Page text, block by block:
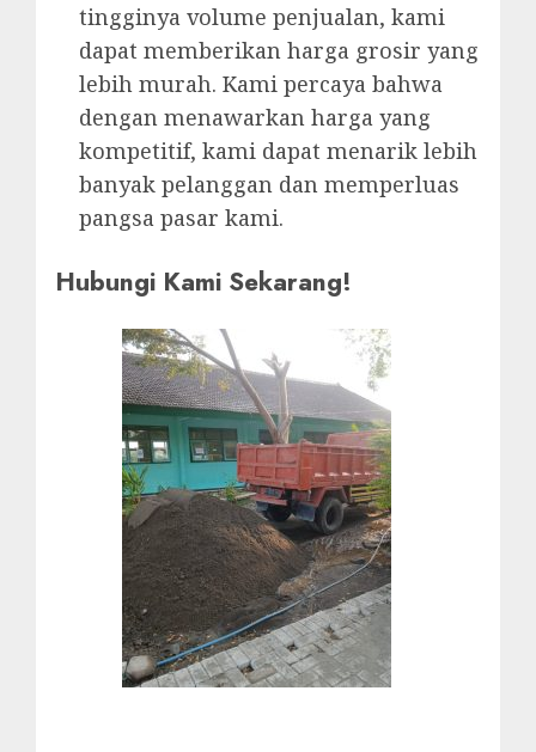
tingginya volume penjualan, kami
dapat memberikan harga grosir yang
lebih murah. Kami percaya bahwa
dengan menawarkan harga yang
kompetitif, kami dapat menarik lebih
banyak pelanggan dan memperluas
pangsa pasar kami.
Hubungi Kami Sekarang!